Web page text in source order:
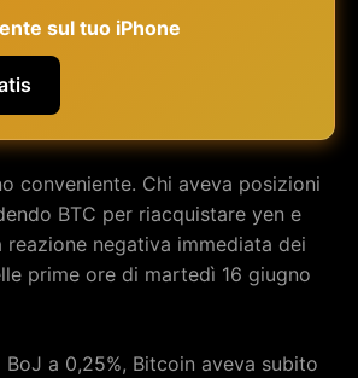
sul tuo iPhone
conveniente. Chi aveva posizioni
BTC per riacquistare yen e
negativa immediata dei
prime ore di martedì 16 giugno
a 0,25%, Bitcoin aveva subito